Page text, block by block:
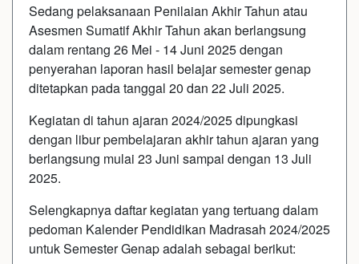
Sedang pelaksanaan Penilaian Akhir Tahun atau
Asesmen Sumatif Akhir Tahun akan berlangsung
dalam rentang 26 Mei - 14 Juni 2025 dengan
penyerahan laporan hasil belajar semester genap
ditetapkan pada tanggal 20 dan 22 Juli 2025.
Kegiatan di tahun ajaran 2024/2025 dipungkasi
dengan libur pembelajaran akhir tahun ajaran yang
berlangsung mulai 23 Juni sampai dengan 13 Juli
2025.
Selengkapnya daftar kegiatan yang tertuang dalam
pedoman Kalender Pendidikan Madrasah 2024/2025
untuk Semester Genap adalah sebagai berikut: